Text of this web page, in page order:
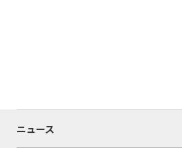
ニュース